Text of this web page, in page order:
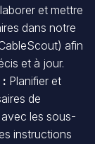
et mettre
dans notre
afin
et à jour.
Planifier et
de
les sous-
instructions